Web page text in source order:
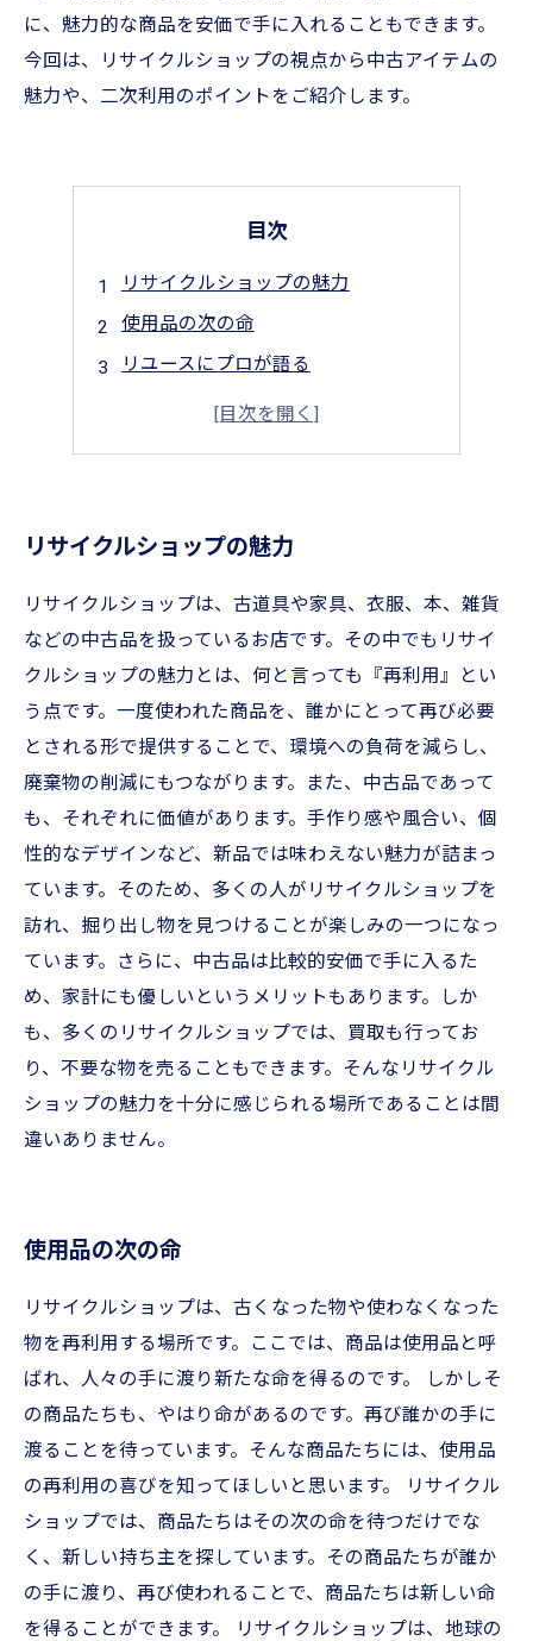
に、魅力的な商品を安価で手に入れることもできます。
今回は、リサイクルショップの視点から中古アイテムの
魅力や、二次利用のポイントをご紹介します。
目次
リサイクルショップの魅力
使用品の次の命
リユースにプロが語る
手軽でお得！
リサイクルショップの魅力
リサイクルショップは、古道具や家具、衣服、本、雑貨
などの中古品を扱っているお店です。その中でもリサイ
クルショップの魅力とは、何と言っても『再利用』とい
う点です。一度使われた商品を、誰かにとって再び必要
とされる形で提供することで、環境への負荷を減らし、
廃棄物の削減にもつながります。また、中古品であって
も、それぞれに価値があります。手作り感や風合い、個
性的なデザインなど、新品では味わえない魅力が詰まっ
ています。そのため、多くの人がリサイクルショップを
訪れ、掘り出し物を見つけることが楽しみの一つになっ
ています。さらに、中古品は比較的安価で手に入るた
め、家計にも優しいというメリットもあります。しか
も、多くのリサイクルショップでは、買取も行ってお
り、不要な物を売ることもできます。そんなリサイクル
ショップの魅力を十分に感じられる場所であることは間
違いありません。
使用品の次の命
リサイクルショップは、古くなった物や使わなくなった
物を再利用する場所です。ここでは、商品は使用品と呼
ばれ、人々の手に渡り新たな命を得るのです。 しかしそ
の商品たちも、やはり命があるのです。再び誰かの手に
渡ることを待っています。そんな商品たちには、使用品
の再利用の喜びを知ってほしいと思います。 リサイクル
ショップでは、商品たちはその次の命を待つだけでな
く、新しい持ち主を探しています。その商品たちが誰か
の手に渡り、再び使われることで、商品たちは新しい命
を得ることができます。 リサイクルショップは、地球の